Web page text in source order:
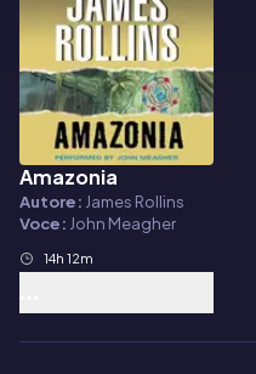
Audiolibro
Amazonia
Autore: James Rollins
Voce: John Meagher
14h 12m